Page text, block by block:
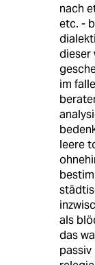
nach
etc. -
dieser
im
leere
als
das